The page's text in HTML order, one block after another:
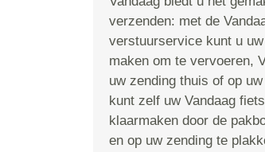
verzenden: met de
verstuurservice kunt u
maken om te vervoeren,
uw zending thuis of op
kunt zelf uw Vandaag
klaarmaken door de
en op uw zending te